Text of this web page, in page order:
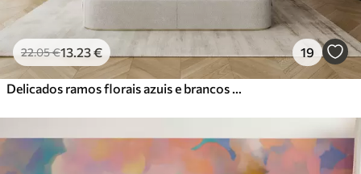
22.05€13.23€ 19
Delicados ramos florais azuis e brancos com fundo aquarela suave e desfocado